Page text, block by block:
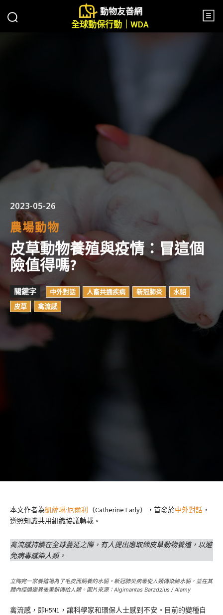
動物友善網
全球動保行動｜WDA
2023-05-26
農場動物
皮草動物養殖與疫情：冒這個
險值得嗎?
關鍵字 中外對話 人畜共通疾病 新冠肺炎
水貂
皮草
禽流感
本文作者為凱薩琳·厄爾利 （Catherine Early），首發於中外對話 ，
遵照知識共用組織協議轉載。
禽流感持續在全球蔓延之際，有人提出應取締皮草動物養殖，以避
免病毒感染人類。
立陶宛一家養殖場為了毛皮而飼養的水貂。新冠肺炎病毒從人類傳染給水貂，並在其
體內經過變異後重新傳給人類。圖片來源：Algimantas Barzdzius / Alamy
禽流感，即H5N1，讓科學家和環保人士感到不安。目前的變種自